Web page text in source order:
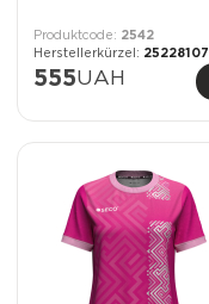
2542
25228107
555UAH